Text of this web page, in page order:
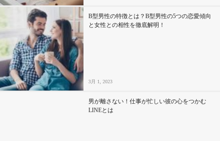
B型男性の特徴とは？B型男性の5つの恋愛傾向
と女性との相性を徹底解明！
3月 1, 2023
男が離さない！仕事が忙しい彼の心をつかむ
LINEとは